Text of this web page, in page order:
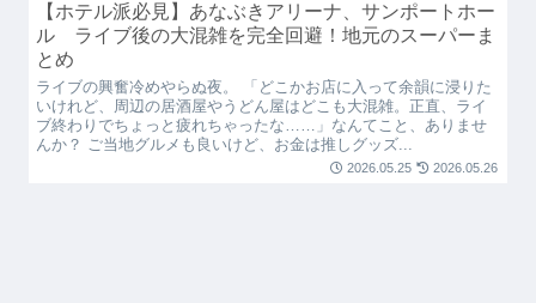
【ホテル派必見】あなぶきアリーナ、サンポートホー
ル ライブ後の大混雑を完全回避！地元のスーパーま
とめ
ライブの興奮冷めやらぬ夜。 「どこかお店に入って余韻に浸りた
いけれど、周辺の居酒屋やうどん屋はどこも大混雑。正直、ライ
ブ終わりでちょっと疲れちゃったな……」なんてこと、ありませ
んか？ ご当地グルメも良いけど、お金は推しグッズ...
2026.05.25 2026.05.26